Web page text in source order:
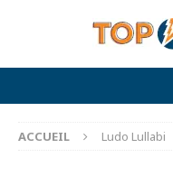
ACCUEIL Ludo Lullabi